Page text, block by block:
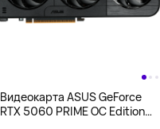
Видеокарта ASUS GeForce
RTX 5060 PRIME OC Edition